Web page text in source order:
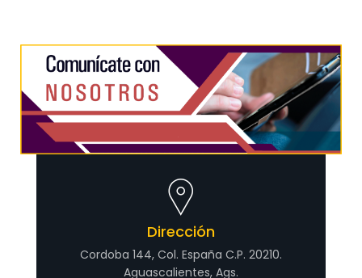
Dirección
Cordoba 144, Col. España C.P. 20210.
Aguascalientes, Ags.